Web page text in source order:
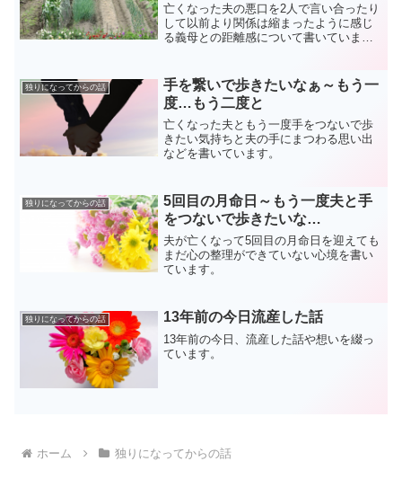
亡くなった夫の悪口を2人で言い合ったり
して以前より関係は縮まったように感じ
る義母との距離感について書いていま
独りになってからの話
手を繋いで歩きたいなぁ～もう一
度…もう二度と
亡くなった夫ともう一度手をつないで歩
きたい気持ちと夫の手にまつわる思い出
などを書いています。
独りになってからの話
5回目の月命日～もう一度夫と手
をつないで歩きたいな…
夫が亡くなって5回目の月命日を迎えても
まだ心の整理ができていない心境を書い
ています。
独りになってからの話 13年前の今日流産した話
13年前の今日、流産した話や想いを綴っ
ています。
ホーム 独りになってからの話